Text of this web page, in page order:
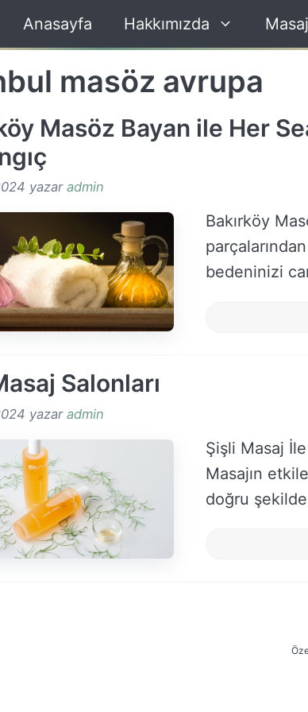
Anasayfa Hakkımızda Masaj
masöz avrupa
Masöz Bayan ile Her
yazar admin
Bakırköy
bedeninizi
Salonları
yazar admin
Şişli Masaj İle
Masajın
doğru